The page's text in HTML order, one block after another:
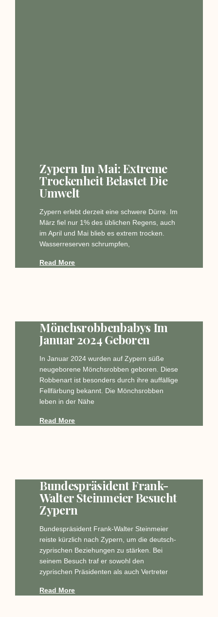
Zypern Im Mai: Extreme
Trockenheit Belastet Die
Umwelt
Zypern erlebt derzeit eine schwere Dürre. Im
März fiel nur 1% des üblichen Regens, auch
im April und Mai blieb es extrem trocken.
Wasserreserven schrumpfen,
Read More
Mönchsrobbenbabys Im
Januar 2024 Geboren
In Januar 2024 wurden auf Zypern süße
neugeborene Mönchsrobben geboren. Diese
Robbenart ist besonders durch ihre auffällige
Fellfärbung bekannt. Die Mönchsrobben
leben in der Nähe
Read More
Bundespräsident Frank-
Walter Steinmeier Besucht
Zypern
Bundespräsident Frank-Walter Steinmeier
reiste kürzlich nach Zypern, um die deutsch-
zyprischen Beziehungen zu stärken. Bei
seinem Besuch traf er sowohl den
zyprischen Präsidenten als auch Vertreter
Read More